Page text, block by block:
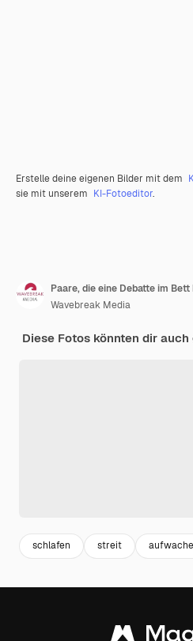
Erstelle deine eigenen Bilder mit dem
sie mit unserem KI-Fotoeditor.
Paare, die eine Debatte im Bett
Wavebreak Media
Diese Fotos könnten dir
schlafen streit